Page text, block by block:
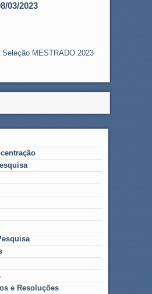
03/2023
Seleção MESTRADO 2023
e Resoluções